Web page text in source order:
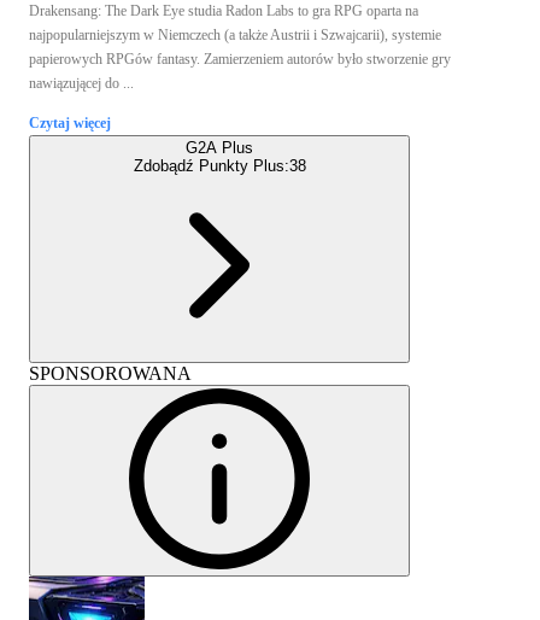
Drakensang: The Dark Eye studia Radon Labs to gra RPG oparta na
najpopularniejszym w Niemczech (a także Austrii i Szwajcarii), systemie
papierowych RPGów fantasy. Zamierzeniem autorów było stworzenie gry
nawiązującej do ...
Czytaj więcej
G2A Plus
Zdobądź Punkty Plus:38
SPONSOROWANA